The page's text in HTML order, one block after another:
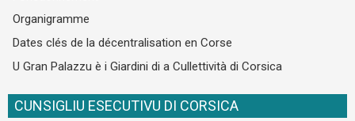
Organigramme
Dates clés de la décentralisation en Corse
U Gran Palazzu è i Giardini di a Cullettività di Corsica
CUNSIGLIU ESECUTIVU DI CORSICA